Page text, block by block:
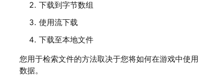
下载到字节数组
使用流下载
下载至本地文件
您用于检索文件的方法取决于您将如何在游戏中使用
数据。